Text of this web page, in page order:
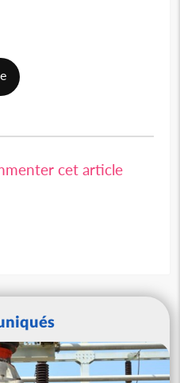
cet article